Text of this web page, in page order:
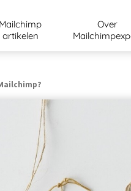
Mailchimp
artikelen
Over